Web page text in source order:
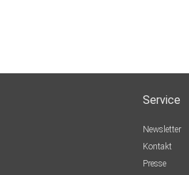
Service
Newsletter
Kontakt
Presse